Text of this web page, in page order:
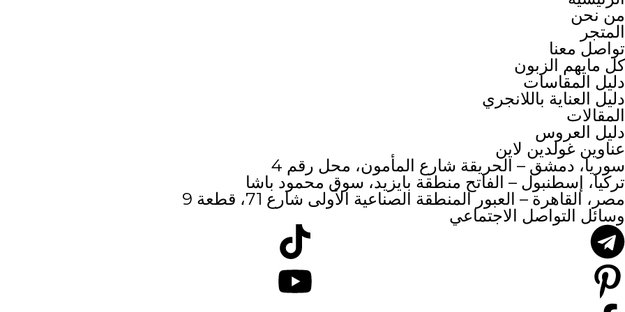
من نحن
المتجر
تواصل معنا
كل مايهم الزبون
دليل المقاسات
دليل العناية باللانجري
المقالات
دليل العروس
عناوين غولدين لاين
سوريا، دمشق – الحريقة شارع المأمون، محل رقم 4
تركيا، إسطنبول – الفاتح منطقة بايزيد، سوق محمود باشا
مصر، القاهرة – العبور المنطقة الصناعية الأولى شارع 71، قطعة 9
وسائل التواصل الاجتماعي